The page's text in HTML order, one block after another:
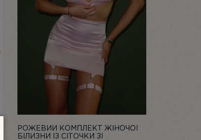
РОЖЕВИЙ КОМПЛЕКТ ЖІНОЧОЇ
БІЛИЗНИ ІЗ СІТОЧКИ ЗІ